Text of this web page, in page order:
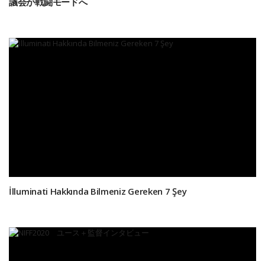
İlluminati Hakkında Bilmeniz Gereken 7 Şey